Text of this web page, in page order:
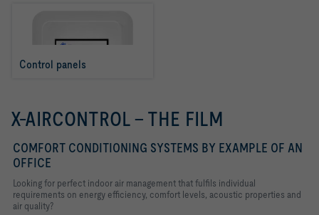
Control panels
X-AIRCONTROL - THE FILM
COMFORT CONDITIONING SYSTEMS BY EXAMPLE OF AN
OFFICE
Looking for perfect indoor air management that fulfils individual
requirements on energy efficiency, comfort levels, acoustic properties and
air quality?